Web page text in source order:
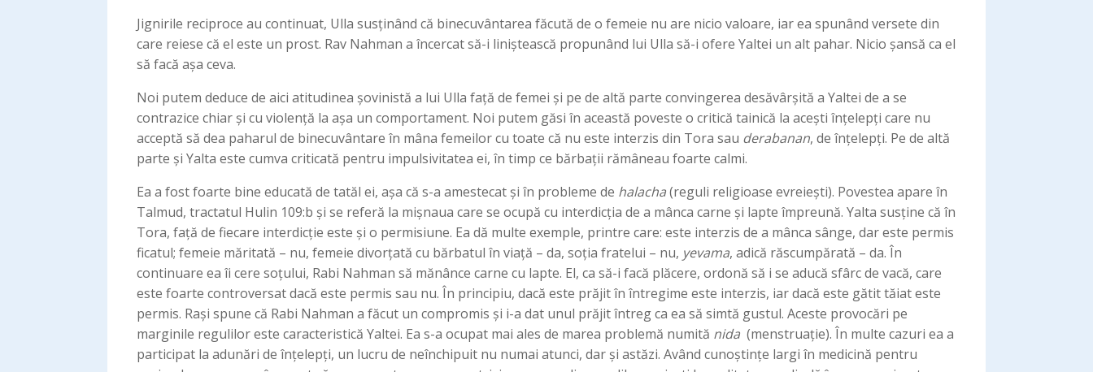
Jignirile reciproce au continuat, Ulla susținând că binecuvântarea făcută de o femeie nu are nicio valoare, iar ea spunând versete din
care reiese că el este un prost. Rav Nahman a încercat să-i liniștească propunând lui Ulla să-i ofere Yaltei un alt pahar. Nicio șansă ca el
să facă așa ceva.
Noi putem deduce de aici atitudinea șovinistă a lui Ulla față de femei și pe de altă parte convingerea desăvârșită a Yaltei de a se
contrazice chiar și cu violență la așa un comportament. Noi putem găsi în această poveste o critică tainică la acești înțelepți care nu
acceptă să dea paharul de binecuvântare în mâna femeilor cu toate că nu este interzis din Tora sau derabanan, de înțelepți. Pe de altă
parte și Yalta este cumva criticată pentru impulsivitatea ei, în timp ce bărbații rămâneau foarte calmi.
Ea a fost foarte bine educată de tatăl ei, așa că s-a amestecat și în probleme de halacha(reguli religioase evreiești). Povestea apare în
Talmud, tractatul Hulin 109:b și se referă la mișnaua care se ocupă cu interdicția de a mânca carne și lapte împreună. Yalta susține că în
Tora, față de fiecare interdicție este și o permisiune. Ea dă multe exemple, printre care: este interzis de a mânca sânge, dar este permis
ficatul; femeie măritată – nu, femeie divorțată cu bărbatul în viață – da, soția fratelui – nu, yevama, adică răscumpărată – da. În
continuare ea îi cere soțului, Rabi Nahman să mănânce carne cu lapte. El, ca să-i facă plăcere, ordonă să i se aducă sfârc de vacă, care
este foarte controversat dacă este permis sau nu. În principiu, dacă este prăjit în întregime este interzis, iar dacă este gătit tăiat este
permis. Rași spune că Rabi Nahman a făcut un compromis și i-a dat unul prăjit întreg ca ea să simtă gustul. Aceste provocări pe
marginile regulilor este caracteristică Yaltei. Ea s-a ocupat mai ales de marea problemă numită nida (menstruație). În multe cazuri ea a
participat la adunări de înțelepți, un lucru de neînchipuit nu numai atunci, dar și astăzi. Având cunoștințe largi în medicină pentru